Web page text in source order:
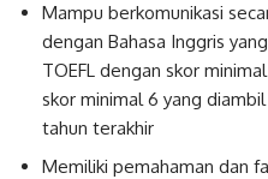
Mampu berkomunikasi
dengan Bahasa Inggris
TOEFL dengan skor
skor minimal 6 yang
tahun terakhir
Memiliki pemahaman dan